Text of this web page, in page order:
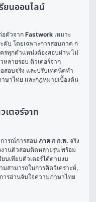
ยนออนไลน์
อตัวจาก Fastwork เหมาะ
ดับ โดยเฉพาะการสอบภาค ก
รทุกตำแหน่งต้องสอบผ่าน ไม่
หลายรอบ ติวเตอร์จาก
สอบจริง และปรับเทคนิคทำ
ษาไทย และกฎหมายเบื้องต้น
เตอร์จาก
ารณ์การสอบ ภาค ก ก.พ. จริง
งานติวสอบติดหลายรุ่น พร้อม
บเทียบติวเตอร์ได้ตามงบ
สามารถในการคิดวิเคราะห์,
รอ่านจับใจความภาษาไทย